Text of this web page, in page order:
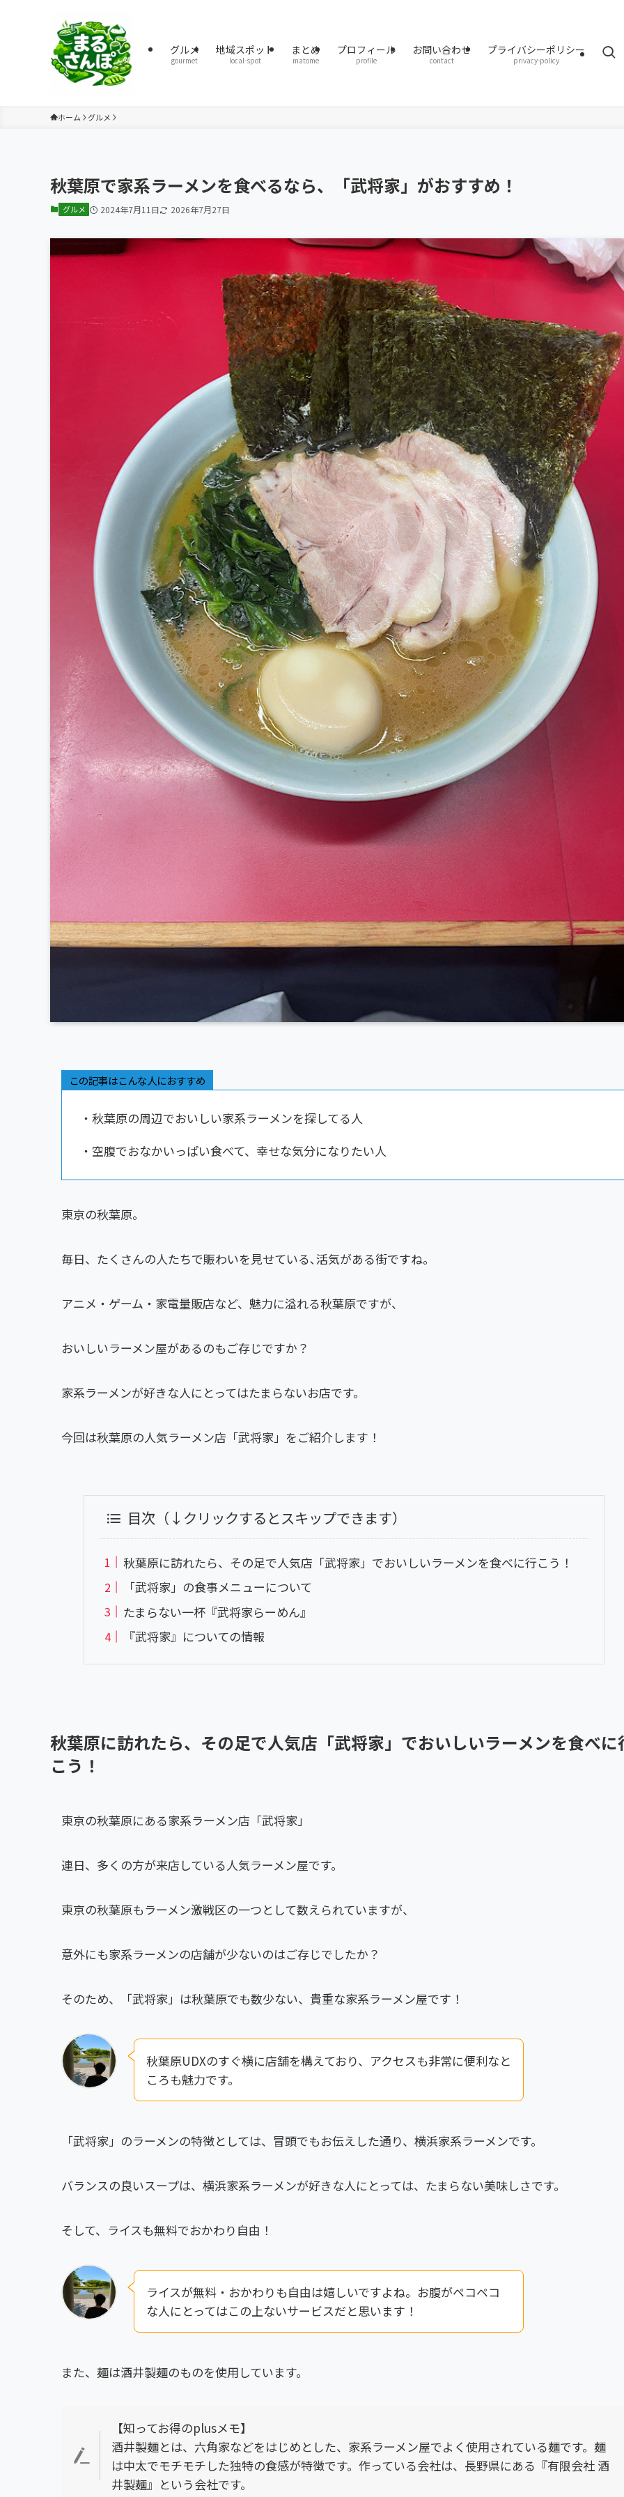
グルメ
gourmet
地域スポット
local-spot
まとめ
matome
プロフィール
profile
お問い合わせ
contact
プライバシーポリシー
privacy-policy
ホーム グルメ
秋葉原で家系ラーメンを食べるなら、「武将家」がおすすめ！
グルメ 2024年7月11日 2026年7月27日
この記事はこんな人におすすめ
・秋葉原の周辺でおいしい家系ラーメンを探してる人
・空腹でおなかいっぱい食べて、幸せな気分になりたい人
東京の秋葉原。
毎日、たくさんの人たちで賑わいを見せている､活気がある街ですね。
アニメ・ゲーム・家電量販店など、魅力に溢れる秋葉原ですが、
おいしいラーメン屋があるのもご存じですか？
家系ラーメンが好きな人にとってはたまらないお店です。
今回は秋葉原の人気ラーメン店「武将家」をご紹介します！
目次（↓クリックするとスキップできます）
秋葉原に訪れたら、その足で人気店「武将家」でおいしいラーメンを食べに行こう！
「武将家」の食事メニューについて
たまらない一杯『武将家らーめん』
『武将家』についての情報
秋葉原に訪れたら、その足で人気店「武将家」でおいしいラーメンを食べに
こう！
東京の秋葉原にある家系ラーメン店「武将家」
連日、多くの方が来店している人気ラーメン屋です。
東京の秋葉原もラーメン激戦区の一つとして数えられていますが、
意外にも家系ラーメンの店舗が少ないのはご存じでしたか？
そのため、「武将家」は秋葉原でも数少ない、貴重な家系ラーメン屋です！
秋葉原UDXのすぐ横に店舗を構えており、アクセスも非常に便利なと
ころも魅力です。
「武将家」のラーメンの特徴としては、冒頭でもお伝えした通り、横浜家系ラーメンです。
バランスの良いスープは、横浜家系ラーメンが好きな人にとっては、たまらない美味しさです。
そして、ライスも無料でおかわり自由！
ライスが無料・おかわりも自由は嬉しいですよね。お腹がペコペコ
な人にとってはこの上ないサービスだと思います！
また、麺は酒井製麺のものを使用しています。
【知ってお得のplusメモ】
酒井製麺とは、六角家などをはじめとした、家系ラーメン屋でよく使用されている麺です。麺
は中太でモチモチした独特の食感が特徴です。作っている会社は、長野県にある『有限会社 酒
井製麺』という会社です。